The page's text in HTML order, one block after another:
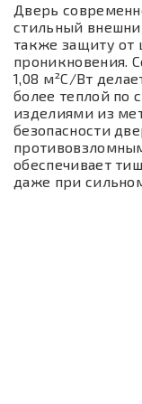
Дверь
стильный
также защиту
проникновения.
1,08 м²C/Вт
более теплой по
изделиями из
безопасности
обеспечивает
даже при